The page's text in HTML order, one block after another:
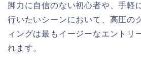
脚力に自信のない初心者や、手軽
行いたいシーンにおいて、高圧の
ィングは最もイージーなエントリ
れます。